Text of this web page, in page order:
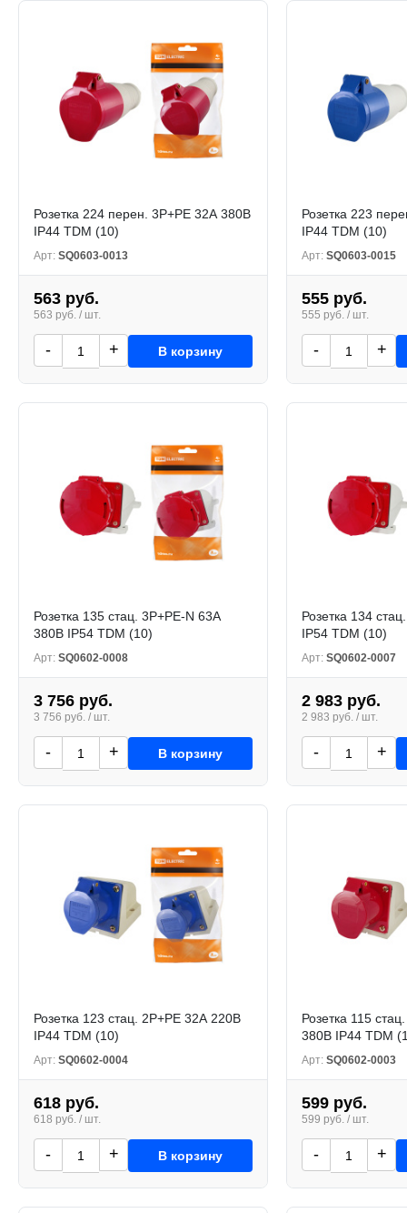
Розетка 224 перен. 3Р+РЕ 32А 380В
IP44 TDM (10)
Арт: SQ0603-0013
563 руб.
563 руб. / шт.
- + В корзину
Розетка 223
IP44 TDM (10)
Арт: SQ0603-0015
555 руб.
555 руб. / шт.
- +
Розетка 135 стац. 3Р+РЕ-N 63А
380В IP54 TDM (10)
Арт: SQ0602-0008
3 756 руб.
3 756 руб. / шт.
- + В корзину
Розетка 134
IP54 TDM (10)
Арт: SQ0602-0007
2 983 руб.
2 983 руб. / шт.
- +
Розетка 123 стац. 2Р+РЕ 32А 220В
IP44 TDM (10)
Арт: SQ0602-0004
618 руб.
618 руб. / шт.
- + В корзину
Розетка 115
380В IP44 TDM
Арт: SQ0602-0003
599 руб.
599 руб. / шт.
- +